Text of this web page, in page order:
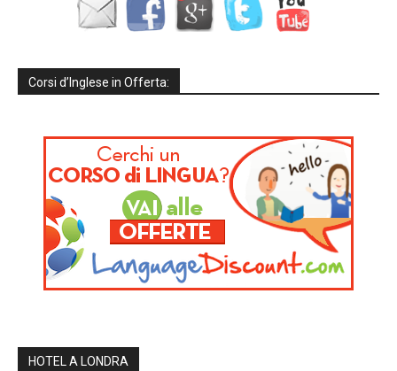
Corsi d’Inglese in Offerta:
HOTEL A LONDRA